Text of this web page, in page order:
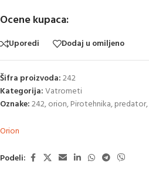
Ocene kupaca:
Uporedi Dodaj u omiljeno
Šifra proizvoda:242
Kategorija:Vatrometi
Oznake:242,orion,Pirotehnika,predator,
Orion
Podeli: